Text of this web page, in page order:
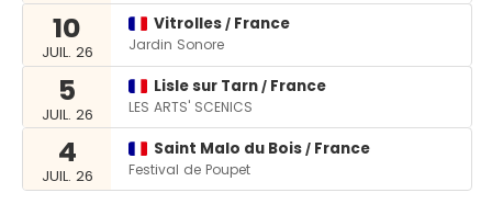
10
JUIL. 26
Vitrolles/ France
Jardin Sonore
5
JUIL. 26
Lisle sur Tarn/ France
LES ARTS' SCENICS
4
JUIL. 26
Saint Malo du Bois/ France
Festival de Poupet